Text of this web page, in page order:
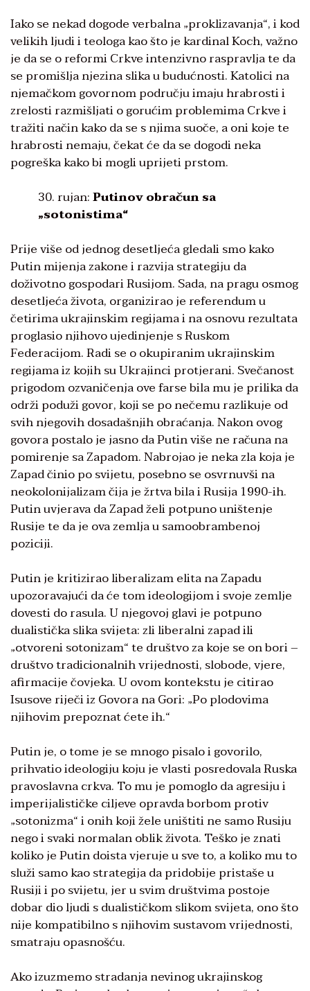
Iako se nekad dogode verbalna „proklizavanja“, i kod
velikih ljudi i teologa kao što je kardinal Koch, važno
je da se o reformi Crkve intenzivno raspravlja te da
se promišlja njezina slika u budućnosti. Katolici na
njemačkom govornom području imaju hrabrosti i
zrelosti razmišljati o gorućim problemima Crkve i
tražiti način kako da se s njima suoče, a oni koje te
hrabrosti nemaju, čekat će da se dogodi neka
pogreška kako bi mogli uprijeti prstom.
30. rujan:Putinov obračun sa
„sotonistima“
Prije više od jednog desetljeća gledali smo kako
Putin mijenja zakone i razvija strategiju da
doživotno gospodari Rusijom. Sada, na pragu osmog
desetljeća života, organizirao je referendum u
četirima ukrajinskim regijama i na osnovu rezultata
proglasio njihovo ujedinjenje s Ruskom
Federacijom. Radi se o okupiranim ukrajinskim
regijama iz kojih su Ukrajinci protjerani. Svečanost
prigodom ozvaničenja ove farse bila mu je prilika da
održi poduži govor, koji se po nečemu razlikuje od
svih njegovih dosadašnjih obraćanja. Nakon ovog
govora postalo je jasno da Putin više ne računa na
pomirenje sa Zapadom. Nabrojao je neka zla koja je
Zapad činio po svijetu, posebno se osvrnuvši na
neokolonijalizam čija je žrtva bila i Rusija 1990-ih.
Putin uvjerava da Zapad želi potpuno uništenje
Rusije te da je ova zemlja u samoobrambenoj
poziciji.
Putin je kritizirao liberalizam elita na Zapadu
upozoravajući da će tom ideologijom i svoje zemlje
dovesti do rasula. U njegovoj glavi je potpuno
dualistička slika svijeta: zli liberalni zapad ili
„otvoreni sotonizam“ te društvo za koje se on bori –
društvo tradicionalnih vrijednosti, slobode, vjere,
afirmacije čovjeka. U ovom kontekstu je citirao
Isusove riječi iz Govora na Gori: „Po plodovima
njihovim prepoznat ćete ih.“
Putin je, o tome je se mnogo pisalo i govorilo,
prihvatio ideologiju koju je vlasti posredovala Ruska
pravoslavna crkva. To mu je pomoglo da agresiju i
imperijalističke ciljeve opravda borbom protiv
„sotonizma“ i onih koji žele uništiti ne samo Rusiju
nego i svaki normalan oblik života. Teško je znati
koliko je Putin doista vjeruje u sve to, a koliko mu to
služi samo kao strategija da pridobije pristaše u
Rusiji i po svijetu, jer u svim društvima postoje
dobar dio ljudi s dualističkom slikom svijeta, ono što
nije kompatibilno s njihovim sustavom vrijednosti,
smatraju opasnošću.
Ako izuzmemo stradanja nevinog ukrajinskog